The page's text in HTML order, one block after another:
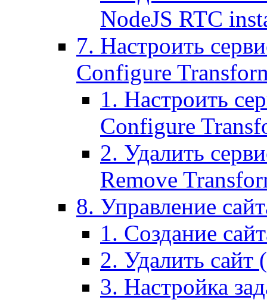
NodeJS RTC
7. Настроить
Configure
1. Настроить
Configure
2. Удалить
Remove
8. Управление
1. Создание
2. Удалить сайт
3. Настройка